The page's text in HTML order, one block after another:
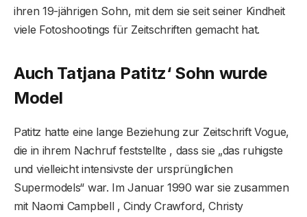
ihren 19-jährigen Sohn, mit dem sie seit seiner Kindheit
viele Fotoshootings für Zeitschriften gemacht hat.
Auch Tatjana Patitz‘ Sohn wurde
Model
Patitz hatte eine lange Beziehung zur Zeitschrift Vogue,
die in ihrem Nachruf feststellte , dass sie „das ruhigste
und vielleicht intensivste der ursprünglichen
Supermodels“ war. Im Januar 1990 war sie zusammen
mit Naomi Campbell , Cindy Crawford, Christy